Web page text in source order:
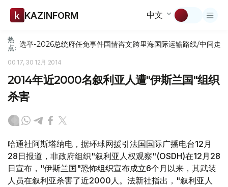
KAZINFORM 中文
热
点: 选举-2026总统府任免事件国情咨文跨里海国际运输路线/中间走廊
00:17, 30 12月 2014
2014年近2000名叙利亚人遭"伊斯兰国"组织
杀害
哈通社阿斯塔纳电，据环球网援引法国国际广播电台12月
28日报道，非政府组织"叙利亚人权观察"(OSDH)在12月28
日宣布，"伊斯兰国"恐怖组织宣布成立6个月以来，其武装
人员在叙利亚杀害了近2000人。法新社指出，"叙利亚人